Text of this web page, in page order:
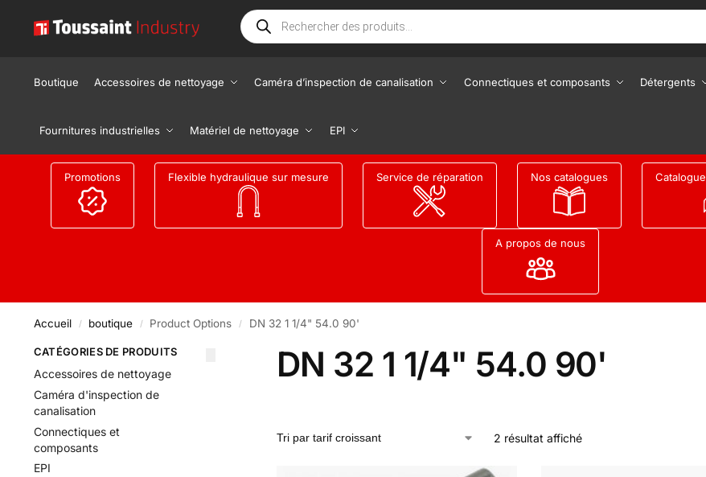
Boutique Accessoires de nettoyage Caméra d’inspection de canalisation Connectiques et composants Détergents
Fournitures industrielles Matériel de nettoyage EPI
Promotions Flexible hydraulique sur mesure Service de réparation Nos catalogues
A propos de nous
Accueil / boutique / Product Options / DN 32 1 1/4" 54.0 90'
DN 32 1 1/4" 54.0 90'
2 résultat affiché
CATÉGORIES DE PRODUITS
Accessoires de nettoyage
Caméra d'inspection de
canalisation
Connectiques et
composants
EPI